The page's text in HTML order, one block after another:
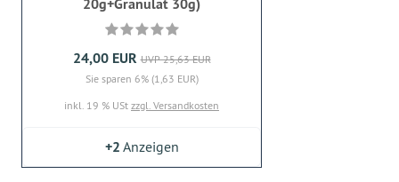
20g+Granulat 30g)
24,00 EUR UVP 25,63 EUR
Sie sparen 6% (1,63 EUR)
inkl. 19 % USt zzgl. Versandkosten
+2 Anzeigen